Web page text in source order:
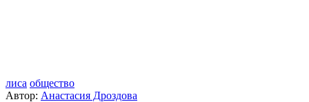
лиса общество
Автор: Анастасия Дроздова